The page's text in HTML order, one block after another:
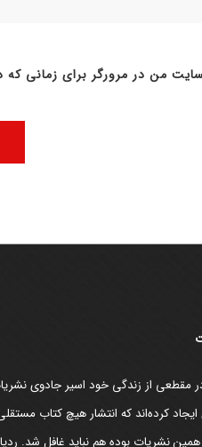
من در مرورگر برای زمانی
از زندگی خود اسیر جادوی
کرده‌اند که انتشار هیچ کتاب
همین نشریات بوده هم نباید غافل شد.